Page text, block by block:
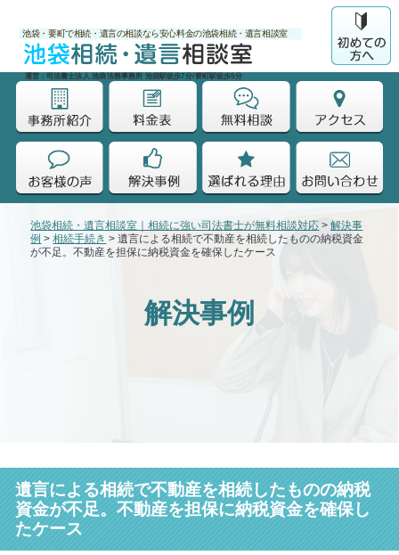
池袋・要町で相続・遺言の相談なら安心料金の池袋相続・遺言相談室
運営：司法書士法人 池袋法務事務所 池袋駅徒歩7分/要町駅徒歩5分
池袋相続・遺言相談室｜相続に強い司法書士が無料相談対応 >解決事
例 >相続手続き >遺言による相続で不動産を相続したものの納税資金
が不足。不動産を担保に納税資金を確保したケース
解決事例
遺言による相続で不動産を相続したものの納税
資金が不足。不動産を担保に納税資金を確保し
たケース